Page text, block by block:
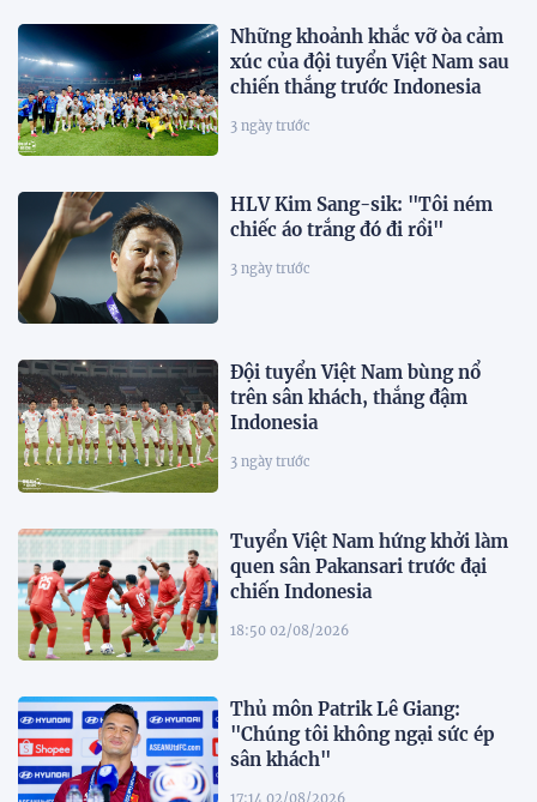
Những khoảnh khắc vỡ òa cảm
xúc của đội tuyển Việt Nam sau
chiến thắng trước Indonesia
3 ngày trước
HLV Kim Sang-sik: "Tôi ném
chiếc áo trắng đó đi rồi"
3 ngày trước
Đội tuyển Việt Nam bùng nổ
trên sân khách, thắng đậm
Indonesia
3 ngày trước
Tuyển Việt Nam hứng khởi làm
quen sân Pakansari trước đại
chiến Indonesia
18:50 02/08/2026
Thủ môn Patrik Lê Giang:
"Chúng tôi không ngại sức ép
sân khách"
17:14 02/08/2026